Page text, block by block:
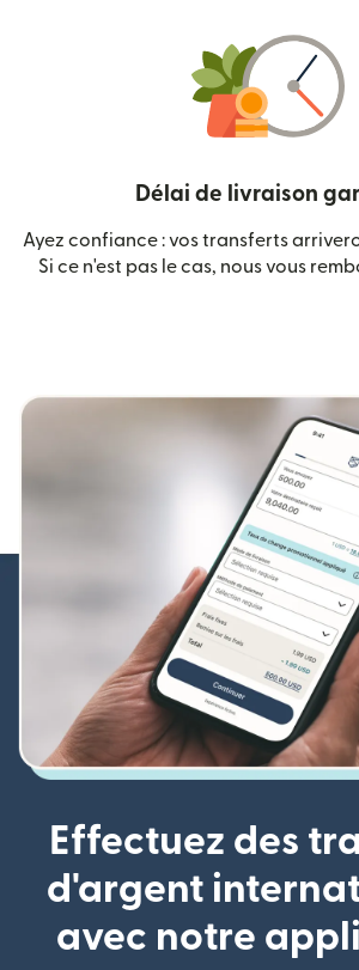
Délai de livraison
Ayez confiance : vos transferts
Si ce n'est pas le cas, nous vous
Effectuez des
d'argent
avec notre